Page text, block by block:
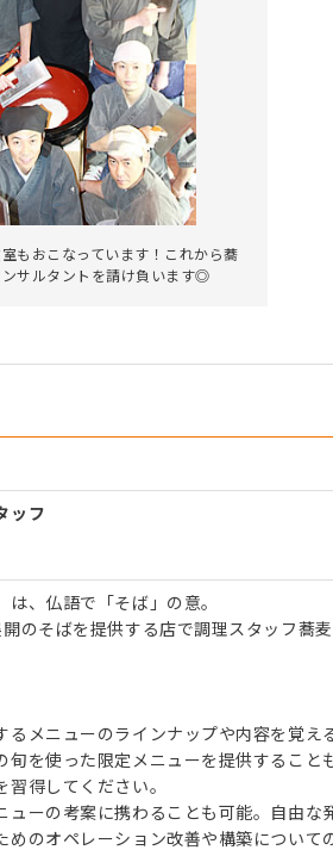
もおこなっています！これから蕎
サルタントを請け負います◎
ッフ
は、仏語で「そば」の意。
のそばを提供する店で調理スタッフ蕎
るメニューのラインナップや内容を覚え
旬を使った限定メニューを提供すること
習得してください。
ューの考案に携わることも可能。自由な
めのオペレーション改善や構築について